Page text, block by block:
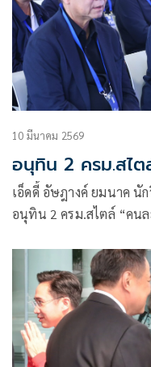
10 มีนาคม 2569
อนุทิน 2 ครม.สไต
เอ็ดดี้ อัษฎางค์ ยมนาค นั
อนุทิน 2 ครม.สไตล์ “คนล